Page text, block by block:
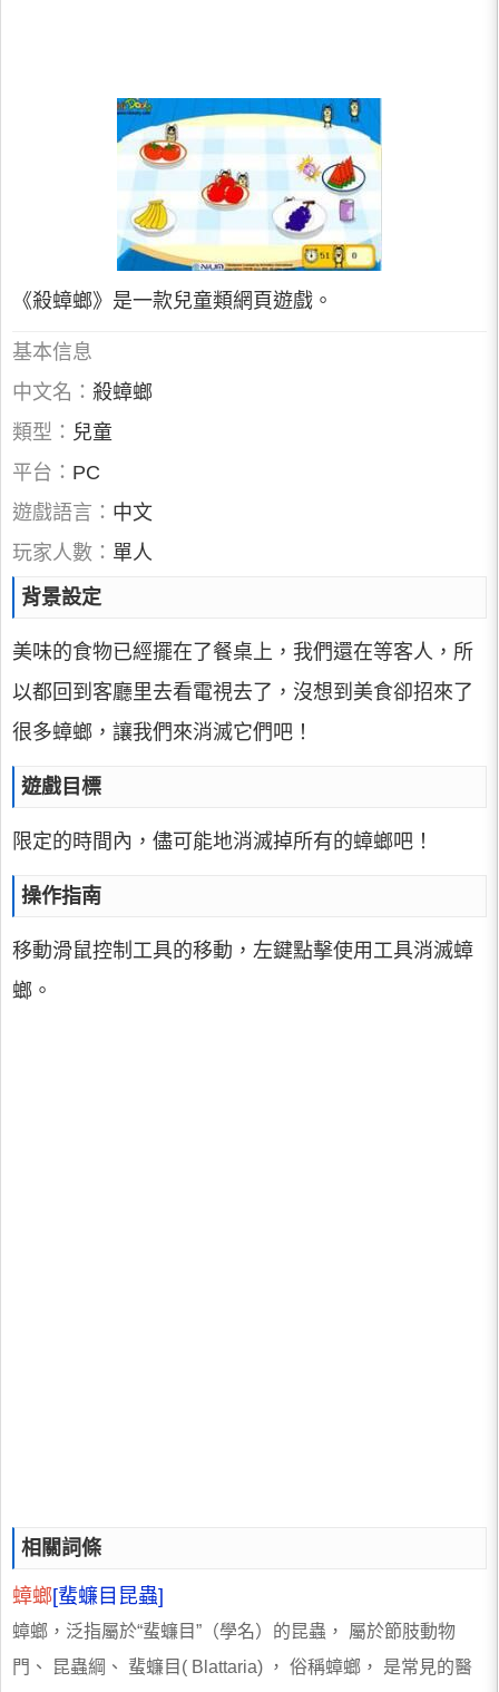
《殺蟑螂》是一款兒童類網頁遊戲。
基本信息
中文名： 殺蟑螂
類型： 兒童
平台： PC
遊戲語言： 中文
玩家人數： 單人
背景設定
美味的食物已經擺在了餐桌上，我們還在等客人，所
以都回到客廳里去看電視去了，沒想到美食卻招來了
很多蟑螂，讓我們來消滅它們吧！
遊戲目標
限定的時間內，儘可能地消滅掉所有的蟑螂吧！
操作指南
移動滑鼠控制工具的移動，左鍵點擊使用工具消滅蟑
螂。
相關詞條
蟑螂[蜚蠊目昆蟲]
蟑螂，泛指屬於“蜚蠊目”（學名）的昆蟲， 屬於節肢動物
門、 昆蟲綱、 蜚蠊目( Blattaria) ， 俗稱蟑螂， 是常見的醫